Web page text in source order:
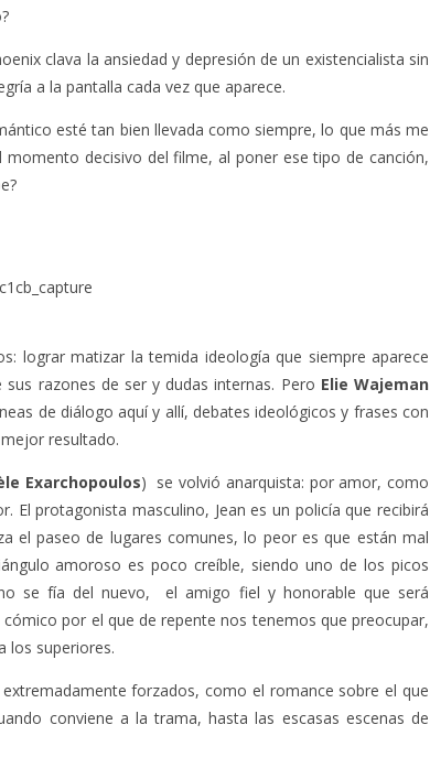
clava la ansiedad y depresión de un existencialista sin
a la pantalla cada vez que aparece.
esté tan bien llevada como siempre, lo que más me
decisivo del filme, al poner ese tipo de canción,
lograr matizar la temida ideología que siempre aparece
razones de ser y dudas internas. Pero Elie Wajeman
de diálogo aquí y allí, debates ideológicos y frases con
resultado.
Exarchopoulos) se volvió anarquista: por amor, como
El protagonista masculino, Jean es un policía que recibirá
el paseo de lugares comunes, lo peor es que están mal
amoroso es poco creíble, siendo uno de los picos
se fía del nuevo, el amigo fiel y honorable que será
por el que de repente nos tenemos que preocupar,
los superiores.
forzados, como el romance sobre el que
conviene a la trama, hasta las escasas escenas de